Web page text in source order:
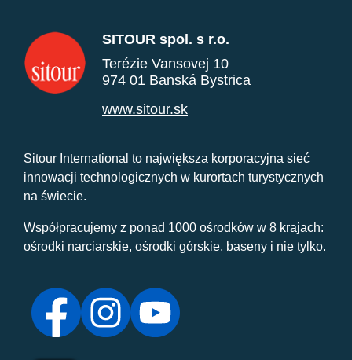
SITOUR spol. s r.o.
Terézie Vansovej 10
974 01 Banská Bystrica
www.sitour.sk
Sitour International to największa korporacyjna sieć
innowacji technologicznych w kurortach turystycznych
na świecie.
Współpracujemy z ponad 1000 ośrodków w 8 krajach:
ośrodki narciarskie, ośrodki górskie, baseny i nie tylko.